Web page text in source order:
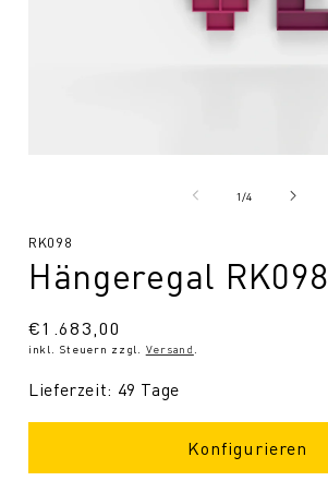
1/von
4
SKU:
RK098
Hängeregal RK098
Normaler
Preis
€1.683,00
inkl. Steuern zzgl. Versand
Lieferzeit: 49 Tage
Konfigurieren